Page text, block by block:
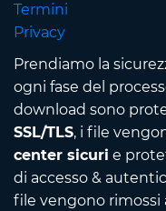
Termini
Privacy
Prendiamo la
ogni fase del
download sono
SSL/TLS, i file
center sicuri e
di accesso &
file vengono